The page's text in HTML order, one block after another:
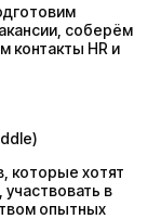
соберём
контакты HR и
которые хотят
в
опытных